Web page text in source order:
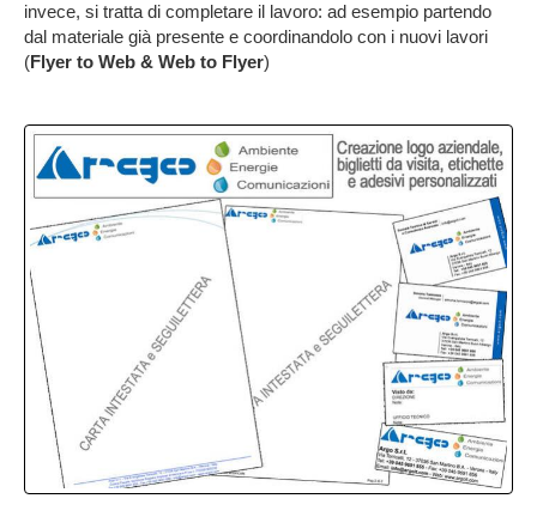
invece, si tratta di completare il lavoro: ad esempio partendo
dal materiale già presente e coordinandolo con i nuovi lavori
(Flyer to Web & Web to Flyer)